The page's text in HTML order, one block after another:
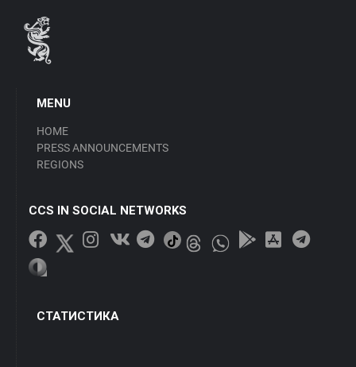
MENU
HOME
PRESS ANNOUNCEMENTS
REGIONS
CCS IN SOCIAL NETWORKS
СТАТИСТИКА